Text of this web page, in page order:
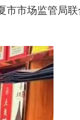
市市场监管局